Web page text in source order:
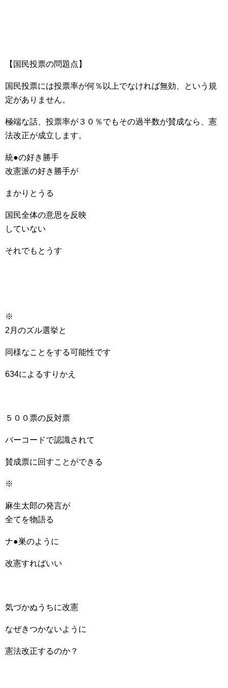
【国民投票の問題点】
国民投票には投票率が何％以上でなければ無効、という規
定がありません。
極端な話、投票率が３０％でもその過半数が賛成なら、憲
法改正が成立します。
統●の好き勝手
改憲派の好き勝手が
まかりとうる
国民全体の意思を反映
していない
それでもとうす
※
2月のズル選挙と
同様なことをする可能性です
634によるすりかえ
５００票の反対票
バーコードで認識されて
賛成票に回すことができる
※
麻生太郎の発言が
全てを物語る
ナ●巣のように
改憲すればいい
気づかぬうちに改憲
なぜきつかないように
憲法改正するのか？